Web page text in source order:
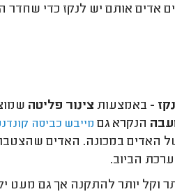
אדים אותם יש לנקז כדי
- באמצעות צינור פליטה
הנקרא גם מייבש כביסה
האדים במכונה. האדים
הביוב.
וקל יותר להתקנה אך גם מעט